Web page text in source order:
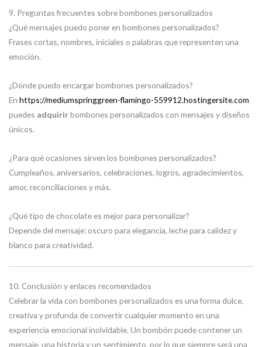
9. Preguntas frecuentes sobre bombones personalizados
¿Qué mensajes puedo poner en bombones personalizados?
Frases cortas, nombres, iniciales o palabras que representen una
emoción.
¿Dónde puedo encargar bombones personalizados?
En https://mediumspringgreen-flamingo-559912.hostingersite.com
puedes adquirirbombones personalizados con mensajes y diseños
únicos.
¿Para qué ocasiones sirven los bombones personalizados?
Cumpleaños, aniversarios, celebraciones, logros, agradecimientos,
amor, reconciliaciones y más.
¿Qué tipo de chocolate es mejor para personalizar?
Depende del mensaje: oscuro para elegancia, leche para calidez y
blanco para creatividad.
10. Conclusión y enlaces recomendados
Celebrar la vida con bombones personalizados es una forma dulce,
creativa y profunda de convertir cualquier momento en una
experiencia emocional inolvidable. Un bombón puede contener un
mensaje, una historia y un sentimiento, por lo que siempre será una